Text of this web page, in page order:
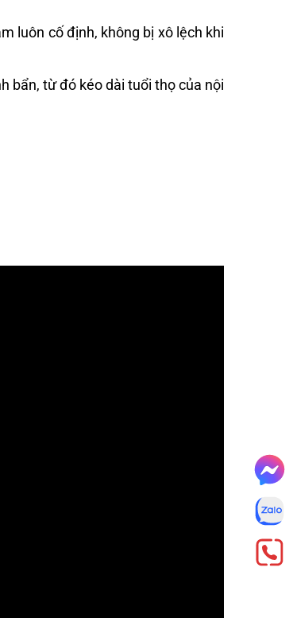
luôn cố định, không bị xô lệch khi
bẩn, từ đó kéo dài tuổi thọ của nội